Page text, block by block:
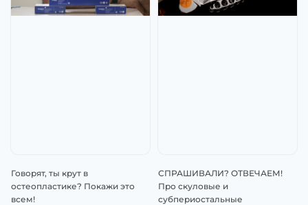
Говорят, ты крут в
остеопластике? Покажи это
всем!
СПРАШИВАЛИ? ОТВЕЧАЕМ!
Про скуловые и
субпериостальные